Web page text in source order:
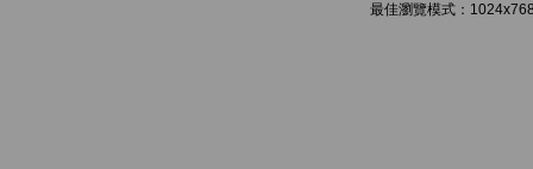
最佳瀏覽模式：